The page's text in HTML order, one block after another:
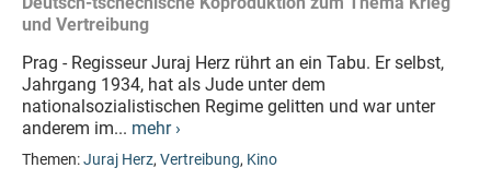
und Vertreibung
Prag - Regisseur Juraj Herz rührt an ein Tabu. Er selbst,
Jahrgang 1934, hat als Jude unter dem
nationalsozialistischen Regime gelitten und war unter
anderem im... mehr ›
Themen:Juraj Herz, Vertreibung, Kino